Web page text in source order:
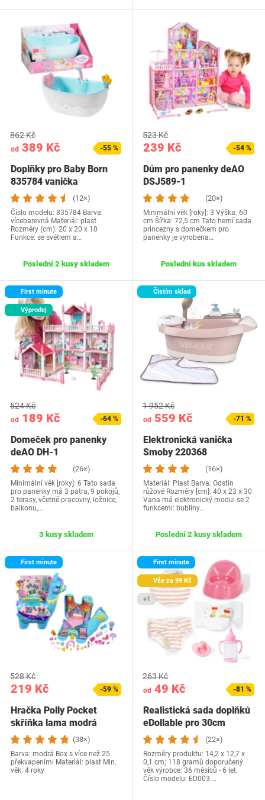
od 389 Kč
862 Kč
-55 %
Doplňky pro Baby Born
835784 vanička
(12×)
Číslo modelu: ‎835784 Barva:
vícebarevná Materiál: plast
Rozměry (cm): ‎20 x 20 x 10
Funkce: se světlem a…
Poslední 2 kusy skladem
239 Kč
523 Kč
-54 %
Dům pro panenky deAO
DSJ589-1
(20×)
Minimální věk [roky]: 3 Výška: 60
cm Šířka: 72,5 cm Tato herní sada
princezny s domečkem pro
panenky je vyrobena…
Poslední kus skladem
First minute
Výprodej
od 189 Kč
524 Kč
-64 %
Domeček pro panenky
deAO DH-1
(26×)
Minimální věk [roky]: 6 Tato sada
pro panenky má 3 patra, 9 pokojů,
2 terasy, včetně pracovny, ložnice,
balkonu,…
3 kusy skladem
Čistím sklad
od 559 Kč
1 952 Kč
-71 %
Elektronická vanička
Smoby 220368
(16×)
Materiál: Plast Barva: Odstín
růžové Rozměry [cm]: 40 x 23 x 30
Vana má elektronický modul se 2
funkcemi: bubliny…
Poslední 2 kusy skladem
First minute
219 Kč
528 Kč
-59 %
Hračka Polly Pocket
skříňka lama modrá
(38×)
Barva: modrá Box s více než 25
překvapeními Materiál: plast Min.
věk: 4 roky
First minute
Vše za 99 Kč
+1
od 49 Kč
263 Kč
-81 %
Realistická sada doplňků
eDollable pro 30cm
panenky…
(22×)
Rozměry produktu: 14,2 x 12,7 x
0,1 cm; 118 gramů doporučený
věk výrobce: 36 měsíců - 6 let.
Číslo modelu: ED003.…